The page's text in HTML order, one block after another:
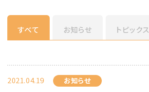
すべて お知らせ トピックス
2021.04.19 お知らせ